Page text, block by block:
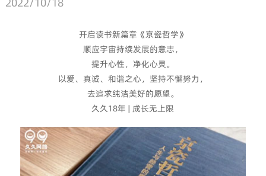
开启读书新篇章《京瓷哲学》
顺应宇宙持续发展的意志，
提升心性，净化心灵。
以爱、真诚、和谐之心，坚持不懈努力，
去追求纯洁美好的愿望。
久久18年 | 成长无上限